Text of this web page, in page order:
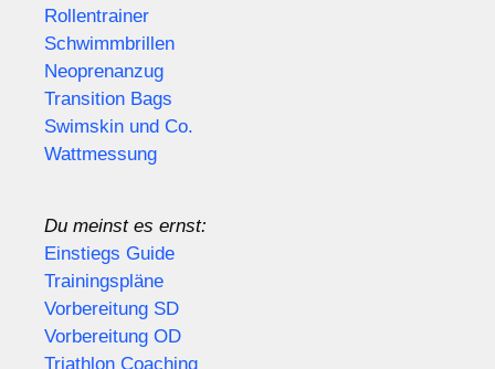
Rollentrainer
Schwimmbrillen
Neoprenanzug
Transition Bags
Swimskin und Co.
Wattmessung
Du meinst es ernst:
Einstiegs Guide
Trainingspläne
Vorbereitung SD
Vorbereitung OD
Triathlon Coaching